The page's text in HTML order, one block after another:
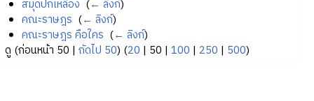
สมุดปกเหลือง (← ลิงก์)
คณะราษฎร (← ลิงก์)
คณะราษฎร คือใคร (← ลิงก์)
ดู (ก่อนหน้า 50 | ถัดไป 50) (20 | 50 | 100 | 250 | 500)